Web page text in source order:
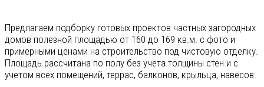
Предлагаем подборку готовых проектов частных загородных
домов полезной площадью от 160 до 169 кв.м. с фото и
примерными ценами на строительство под чистовую отделку.
Площадь рассчитана по полу без учета толщины стен и с
учетом всех помещений, террас, балконов, крыльца, навесов.